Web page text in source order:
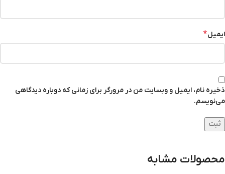
ایمیل*
ذخیره نام، ایمیل و وبسایت من در مرورگر برای زمانی که دوباره دیدگاهی
می‌نویسم.
محصولات مشابه